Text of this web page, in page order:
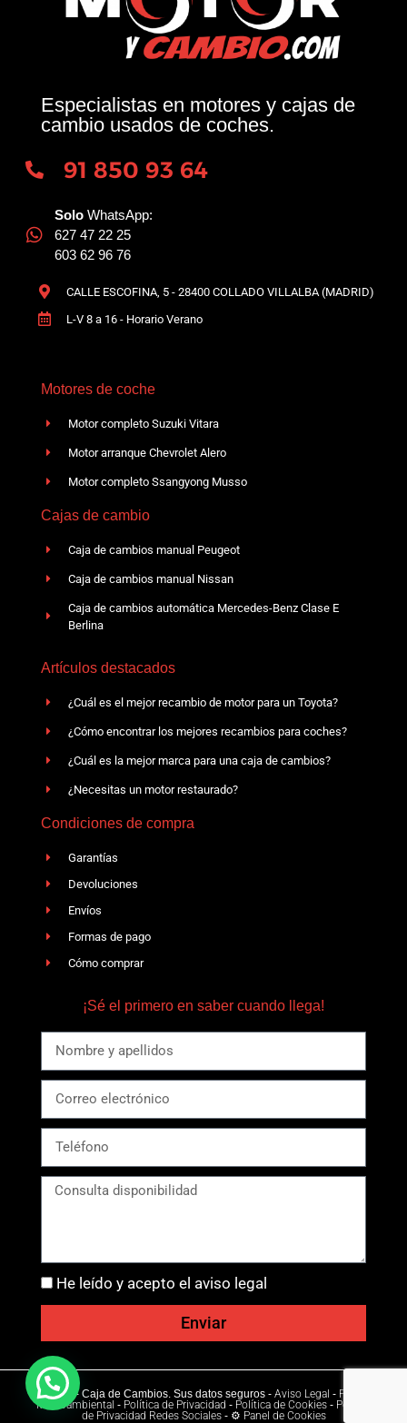
Especialistas en motores y cajas de
cambio usados de coches.
91 850 93 64
Solo WhatsApp:
627 47 22 25
603 62 96 76
CALLE ESCOFINA, 5 - 28400 COLLADO VILLALBA (MADRID)
L-V 8 a 16 - Horario Verano
Motores de coche
Motor completo Suzuki Vitara
Motor arranque Chevrolet Alero
Motor completo Ssangyong Musso
Cajas de cambio
Caja de cambios manual Peugeot
Caja de cambios manual Nissan
Caja de cambios automática Mercedes-Benz Clase E
Berlina
Artículos destacados
¿Cuál es el mejor recambio de motor para un Toyota?
¿Cómo encontrar los mejores recambios para coches?
¿Cuál es la mejor marca para una caja de cambios?
¿Necesitas un motor restaurado?
Condiciones de compra
Garantías
Devoluciones
Envíos
Formas de pago
Cómo comprar
¡Sé el primero en saber cuando llega!
He leído y acepto el aviso legal
Enviar
Ⓒ 2026 - Caja de Cambios. Sus datos seguros - Aviso Legal - Política
Medioambiental - Política de Privacidad - Política de Cookies- Política
de Privacidad Redes Sociales- ⚙ Panel de Cookies